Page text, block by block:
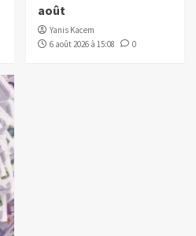
août
Yanis Kacem
6 août 2026 à 15:08
0